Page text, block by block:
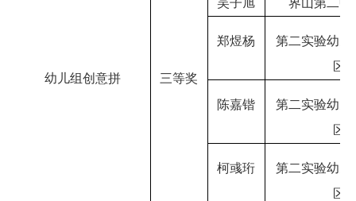
幼儿组创意拼 三等奖
郑煜杨
第二实验幼儿
区
陈嘉锴
第二实验幼儿
区
柯彧珩
第二实验幼儿
区